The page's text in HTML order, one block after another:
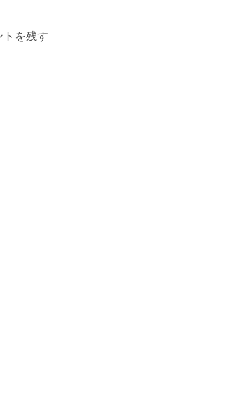
トを残す